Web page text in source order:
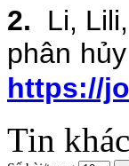
2.
Li, Lili,
phân
https://
Tin